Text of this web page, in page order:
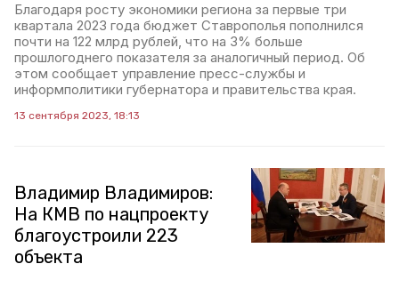
Благодаря росту экономики региона за первые три
квартала 2023 года бюджет Ставрополья пополнился
почти на 122 млрд рублей, что на 3% больше
прошлогоднего показателя за аналогичный период. Об
этом сообщает управление пресс-службы и
информполитики губернатора и правительства края.
13 сентября 2023, 18:13
Владимир Владимиров:
На КМВ по нацпроекту
благоустроили 223
объекта